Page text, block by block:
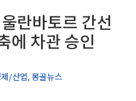
란바토르 간선
에 차관 승인
/산업,몽골뉴스